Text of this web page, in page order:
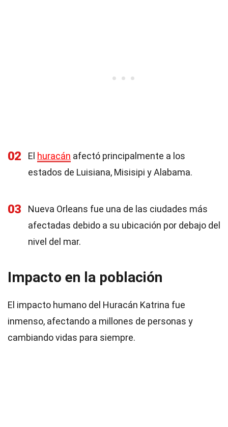
02 El huracán afectó principalmente a los
estados de Luisiana, Misisipi y Alabama.
03
Nueva Orleans fue una de las ciudades más
afectadas debido a su ubicación por debajo del
nivel del mar.
Impacto en la población
El impacto humano del Huracán Katrina fue
inmenso, afectando a millones de personas y
cambiando vidas para siempre.